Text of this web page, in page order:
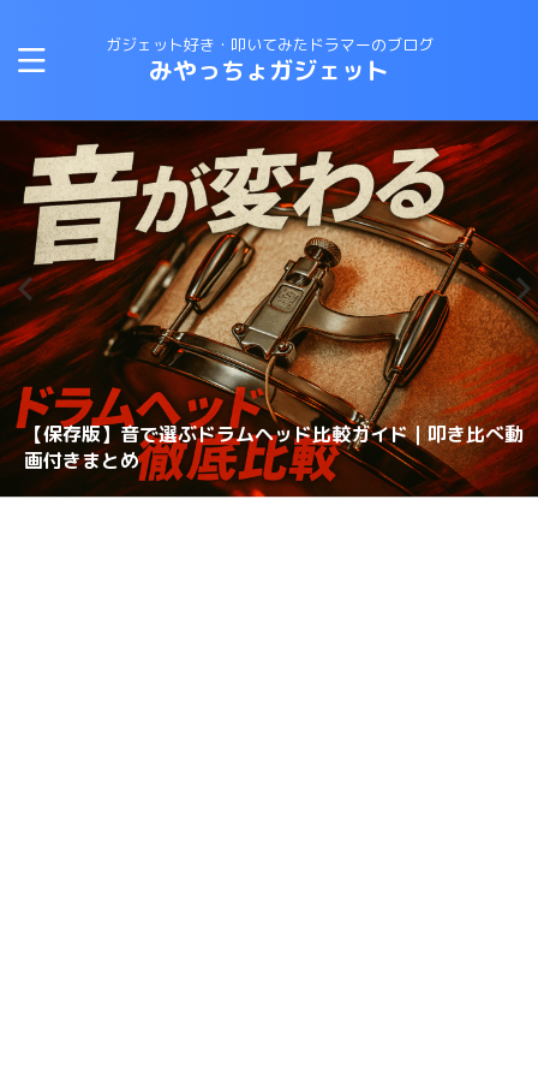
ガジェット好き・叩いてみたドラマーのブログ
みやっちょガジェット
CANOPUSスネアワイヤーの選び方と比較｜カノウプスス
ナッピーを動画で解説
【保存版】音で選ぶドラムヘッド比較ガイド｜叩き比べ動
画付きまとめ
理想のスネアサウンドを手に入れろ！スナッピーの選び方
変拍子のドラム曲に最適なテキスト・教則本はコレしかな
い！
ロックドラマーがジャズドラムに挑戦する方法！おすすめ
の教則本は？？
【スネアチューニング】スネアヘッド交換で音が変わるの
か？？
【スネアチューニング】裏側にこだわる〜スナッピーで音
が変わるのか？実験してみた
【ドラム演奏してみた】ブルースドラムの練習に最適なテ
キストは？？
スネアドラムの選び方 〜ラディック・メタル編〜
恋するフォーチュンクッキーのドラムを叩いてみた 練習
方法